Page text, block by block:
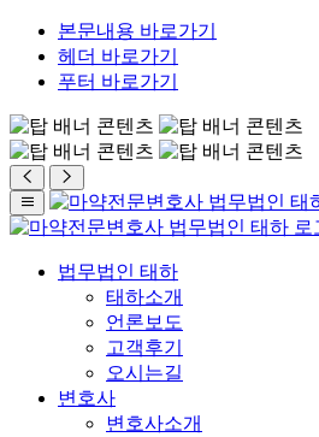
본문내용 바로가기
헤더 바로가기
푸터 바로가기
법무법인 태하
태하소개
언론보도
고객후기
오시는길
변호사
변호사소개